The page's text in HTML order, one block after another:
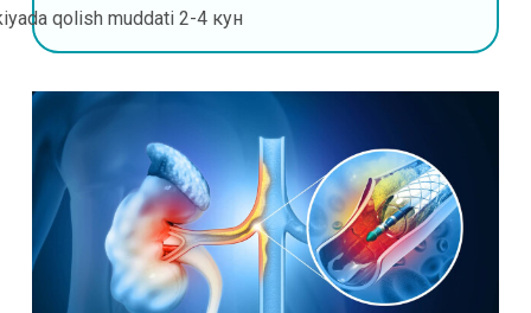
qolish muddati 2-4 кун